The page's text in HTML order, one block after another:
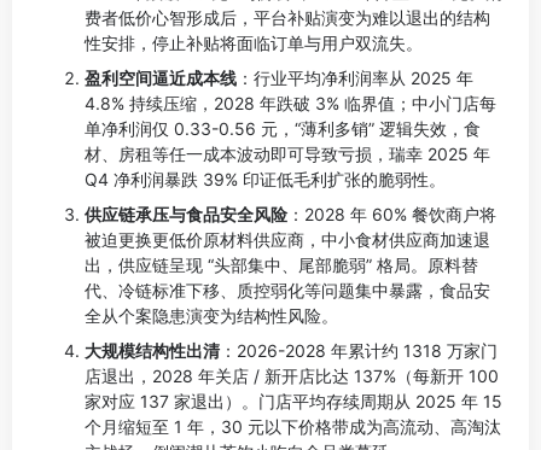
费者低价心智形成后，平台补贴演变为难以退出的结构
性安排，停止补贴将面临订单与用户双流失。
盈利空间逼近成本线 ：行业平均净利润率从 2025 年
4.8% 持续压缩，2028 年跌破 3% 临界值；中小门店每
单净利润仅 0.33-0.56 元，“薄利多销” 逻辑失效，食
材、房租等任一成本波动即可导致亏损，瑞幸 2025 年
Q4 净利润暴跌 39% 印证低毛利扩张的脆弱性。
供应链承压与食品安全风险 ：2028 年 60% 餐饮商户将
被迫更换更低价原材料供应商，中小食材供应商加速退
出，供应链呈现 “头部集中、尾部脆弱” 格局。原料替
代、冷链标准下移、质控弱化等问题集中暴露，食品安
全从个案隐患演变为结构性风险。
大规模结构性出清：2026-2028 年累计约 1318 万家门
店退出，2028 年关店 / 新开店比达 137%（每新开 100
家对应 137 家退出）。门店平均存续周期从 2025 年 15
个月缩短至 1 年，30 元以下价格带成为高流动、高淘汰